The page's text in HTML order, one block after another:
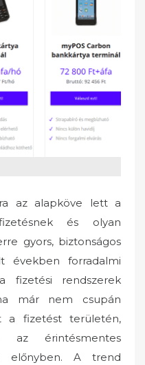
az alapköve lett a
és olyan
gyors, biztonságos
években forradalmi
fizetési rendszerek
már nem csupán
a fizetést területén,
érintésmentes
előnyben. A trend